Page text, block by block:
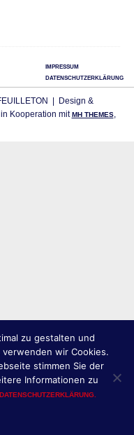
IMPRESSUM
DATENSCHUTZERKLÄRUNG
| Design &
Kooperation mitMH THEMES,
zu gestalten und
wir Cookies.
stimmen Sie der
Informationen zu
DATENSCHUTZERKLÄRUNG.